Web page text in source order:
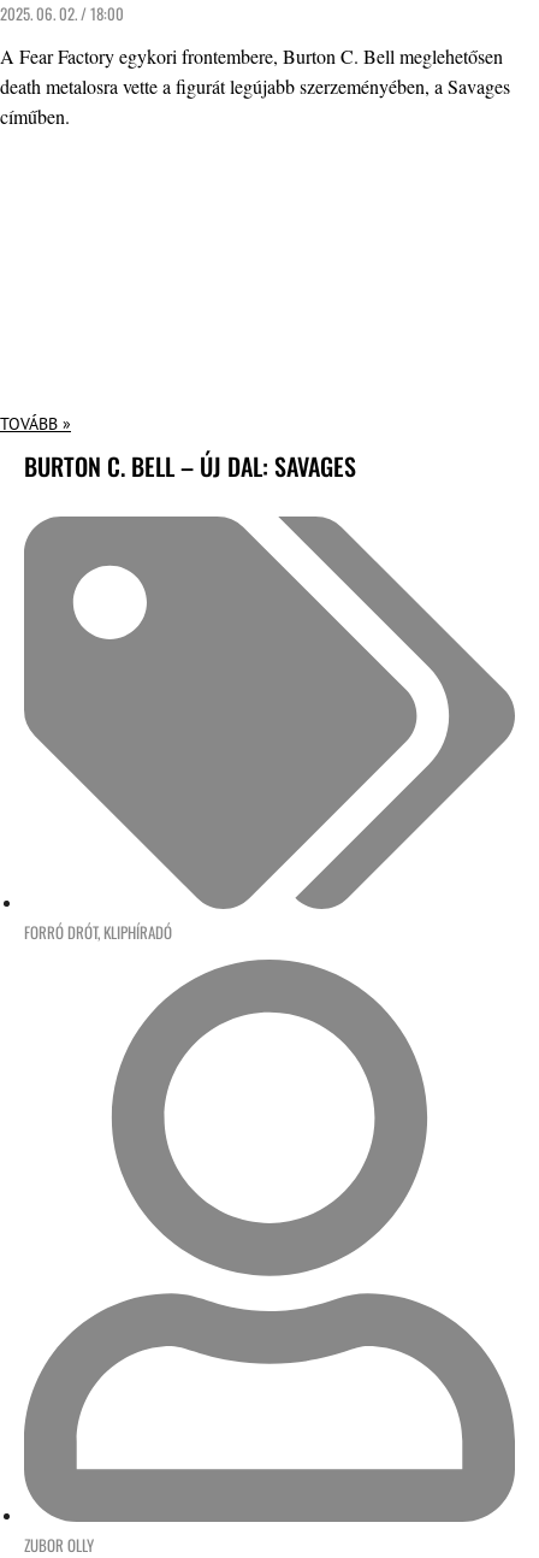
2025. 06. 02. / 18:00
A Fear Factory egykori frontembere, Burton C. Bell meglehetősen
death metalosra vette a figurát legújabb szerzeményében, a Savages
címűben.
TOVÁBB »
BURTON C. BELL – ÚJ DAL: SAVAGES
FORRÓ DRÓT, KLIPHÍRADÓ
ZUBOR OLLY